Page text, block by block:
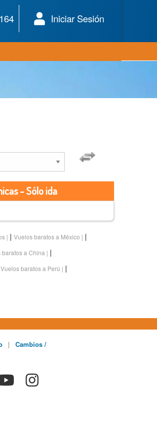
Iniciar Sesión
- Sólo ida
| Vuelos baratos a México |
baratos a China |
Vuelos baratos a Perú |
|
Cambios /